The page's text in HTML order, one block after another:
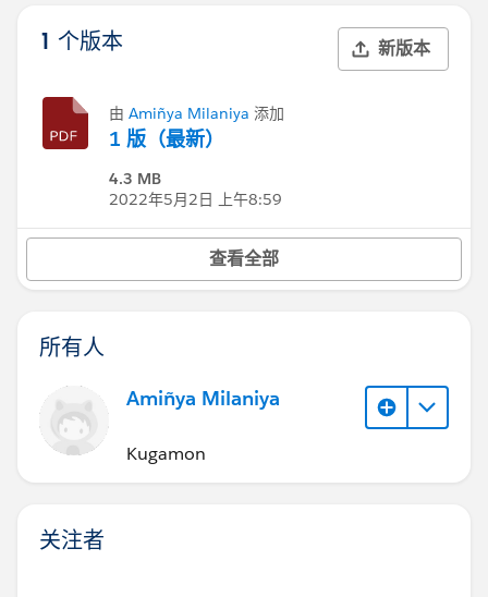
1 个版本 新版本
由 Amiñya Milaniya 添加
1 版（最新）
4.3 MB
2022年5月2日 上午8:59
查看全部
所有人
Amiñya Milaniya
Kugamon
关注者